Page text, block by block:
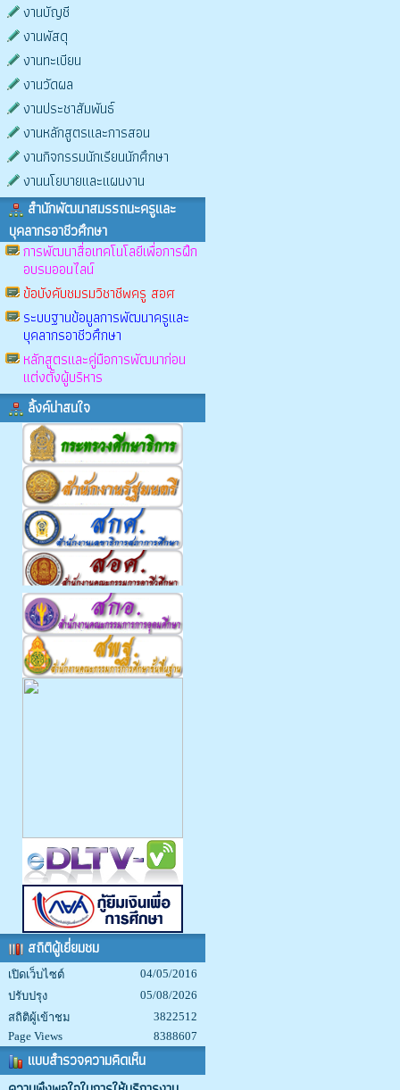
งานบัญชี
งานพัสดุ
งานทะเบียน
งานวัดผล
งานประชาสัมพันธ์
งานหลักสูตรและการสอน
งานกิจกรรมนักเรียนนักศึกษา
งานนโยบายและแผนงาน
สำนักพัฒนาสมรรถนะครูและ
บุคลากรอาชีวศึกษา
การพัฒนาสื่อเทคโนโลยีเพื่อการฝึก
อบรมออนไลน์
ข้อบังคับชมรมวิชาชีพครู สอศ
ระบบฐานข้อมูลการพัฒนาครูและ
บุคลากรอาชีวศึกษา
หลักสูตรและคู่มือการพัฒนาก่อน
แต่งตั้งผู้บริหาร
ลิ้งค์น่าสนใจ
สถิติผู้เยี่ยมชม
เปิดเว็บไซต์
04/05/2016
ปรับปรุง
05/08/2026
สถิติผู้เข้าชม
3822512
Page Views
8388607
แบบสำรวจความคิดเห็น